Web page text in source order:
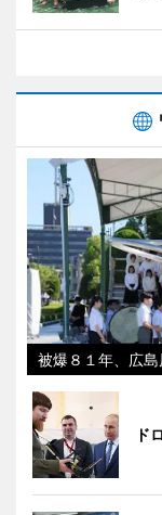
被爆８１年、広島
ド